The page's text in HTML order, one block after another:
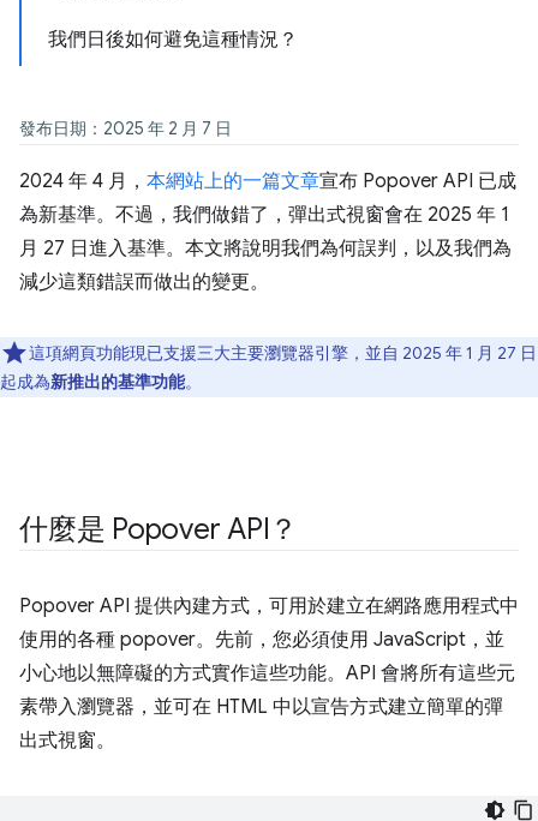
我們日後如何避免這種情況？
發布日期：2025 年 2 月 7 日
2024 年 4 月， 本網站上的一篇文章宣布 Popover API 已成
為新基準。不過，我們做錯了，彈出式視窗會在 2025 年 1
月 27 日進入基準。本文將說明我們為何誤判，以及我們為
減少這類錯誤而做出的變更。
這項網頁功能現已支援三大主要瀏覽器引擎，並自 2025 年 1 月 27 日
起成為新推出的基準功能。
什麼是 Popover API？
Popover API 提供內建方式，可用於建立在網路應用程式中
使用的各種 popover。先前，您必須使用 JavaScript，並
小心地以無障礙的方式實作這些功能。API 會將所有這些元
素帶入瀏覽器，並可在 HTML 中以宣告方式建立簡單的彈
出式視窗。